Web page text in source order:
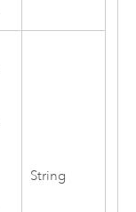
String